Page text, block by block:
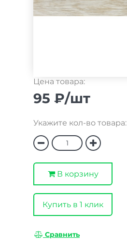
Цена товара:
95 ₽/шт
Укажите кол-во товара:
В корзину
Купить в 1 клик
Сравнить